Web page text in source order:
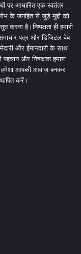
पर आधारित एक स्वतंत्र
के जनहित से जुड़े मुद्दों को
है।निष्पक्षता ही हमारी
पत्र और डिजिटल वेब
और ईमानदारी के साथ
और निष्पक्षता हमारा
आपकी आवाज़ बनकर
करें।